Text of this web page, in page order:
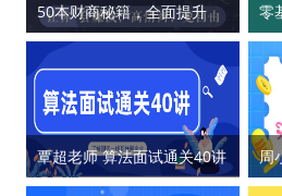
50本财商秘籍，全面提升你的财富力
覃超老师 算法面试通关40讲